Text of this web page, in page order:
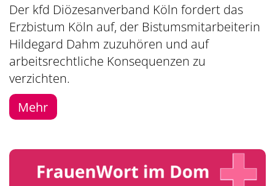
Der kfd Diözesanverband Köln fordert das
Erzbistum Köln auf, der Bistumsmitarbeiterin
Hildegard Dahm zuzuhören und auf
arbeitsrechtliche Konsequenzen zu
verzichten.
Mehr